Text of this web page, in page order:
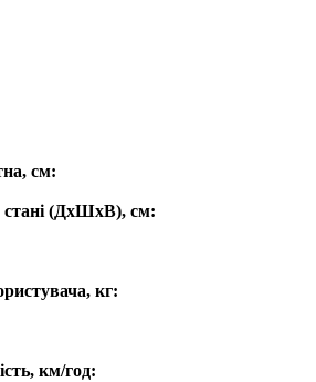
см:
стані (ДхШхВ), см:
кг:
км/год: